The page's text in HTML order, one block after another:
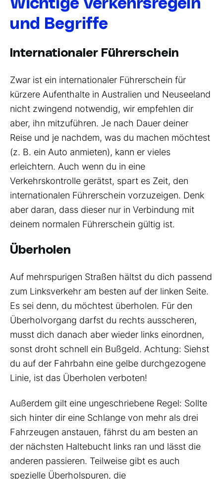
Wichtige Verkehrsregeln
und Begriffe
Internationaler Führerschein
Zwar ist ein internationaler Führerschein für
kürzere Aufenthalte in Australien und Neuseeland
nicht zwingend notwendig, wir empfehlen dir
aber, ihn mitzuführen. Je nach Dauer deiner
Reise und je nachdem, was du machen möchtest
(z. B. ein Auto anmieten), kann er vieles
erleichtern. Auch wenn du in eine
Verkehrskontrolle gerätst, spart es Zeit, den
internationalen Führerschein vorzuzeigen. Denk
aber daran, dass dieser nur in Verbindung mit
deinem normalen Führerschein gültig ist.
Überholen
Auf mehrspurigen Straßen hältst du dich passend
zum Linksverkehr am besten auf der linken Seite.
Es sei denn, du möchtest überholen. Für den
Überholvorgang darfst du rechts ausscheren,
musst dich danach aber wieder links einordnen,
sonst droht schnell ein Bußgeld. Achtung: Siehst
du auf der Fahrbahn eine gelbe durchgezogene
Linie, ist das Überholen verboten!
Außerdem gilt eine ungeschriebene Regel: Sollte
sich hinter dir eine Schlange von mehr als drei
Fahrzeugen anstauen, fährst du am besten an
der nächsten Haltebucht links ran und lässt die
anderen passieren. Teilweise gibt es auch
spezielle Überholspuren, die